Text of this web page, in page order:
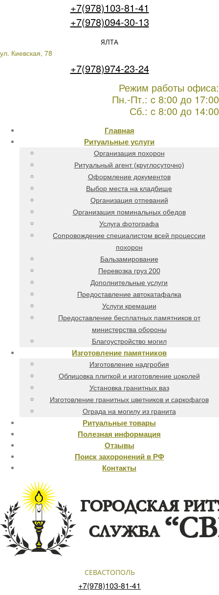
+7(978)103-81-41
+7(978)094-30-13
ЯЛТА
ул. Киевская, 78
+7(978)974-23-24
Режим работы офиса:
Пн.-Пт.: c 8:00 до 17:00
Сб.: c 8:00 до 14:00
Главная
Ритуальные услуги
Организация похорон
Ритуальный агент (круглосуточно)
Оформление документов
Выбор места на кладбище
Организация отпеваний
Организация поминальных обедов
Услуга фотографа
Сопровождение специалистом всей процессии
похорон
Бальзамирование
Перевозка груз 200
Дополнительные услуги
Предоставление автокатафалка
Услуги кремации
Предоставление бесплатных памятников от
министерства обороны
Благоустройство могил
Изготовление памятников
Изготовление надгробия
Облицовка плиткой и изготовление цоколей
Установка гранитных ваз
Изготовление гранитных цветников и саркофагов
Ограда на могилу из гранита
Ритуальные товары
Полезная информация
Отзывы
Поиск захоронений в РФ
Контакты
СЕВАСТОПОЛЬ
+7(978)103-81-41